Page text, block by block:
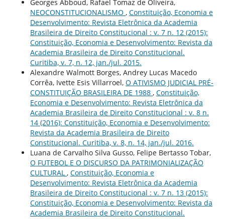
Georges Abboud, Rafael Tomaz de Oliveira,
NEOCONSTITUCIONALISMO , Constituição, Economia e
Desenvolvimento: Revista Eletrônica da Academia
Brasileira de Direito Constitucional : v. 7 n. 12 (2015):
Constituição, Economia e Desenvolvimento: Revista da
Academia Brasileira de Direito Constitucional.
Curitiba, v. 7, n. 12, jan./jul. 2015.
Alexandre Walmott Borges, Andrey Lucas Macedo
Corrêa, Ivette Esis Villarroel, O ATIVISMO JUDICIAL PRÉ-
CONSTITUIÇÃO BRASILEIRA DE 1988 , Constituição,
Economia e Desenvolvimento: Revista Eletrônica da
Academia Brasileira de Direito Constitucional : v. 8 n.
14 (2016): Constituição, Economia e Desenvolvimento:
Revista da Academia Brasileira de Direito
Constitucional. Curitiba, v. 8, n. 14, jan./jul. 2016.
Luana de Carvalho Silva Gusso, Felipe Bertasso Tobar,
O FUTEBOL E O DISCURSO DA PATRIMONIALIZAÇÃO
CULTURAL , Constituição, Economia e
Desenvolvimento: Revista Eletrônica da Academia
Brasileira de Direito Constitucional : v. 7 n. 13 (2015):
Constituição, Economia e Desenvolvimento: Revista da
Academia Brasileira de Direito Constitucional.